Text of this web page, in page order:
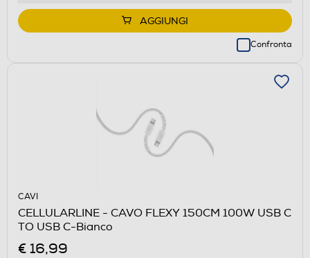
AGGIUNGI
Confronta
CAVI
CELLULARLINE - CAVO FLEXY 150CM 100W USB C
TO USB C-Bianco
€ 16,99